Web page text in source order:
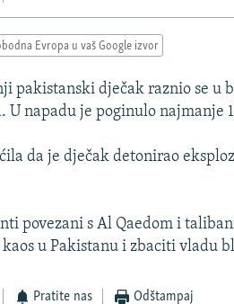
Evropa u vaš Google izvor
pakistanski dječak raznio se
U napadu je poginulo najmanje
da je dječak detonirao
povezani s Al Qaedom i
u Pakistanu i zbaciti vladu
Pratite nas Odštampaj